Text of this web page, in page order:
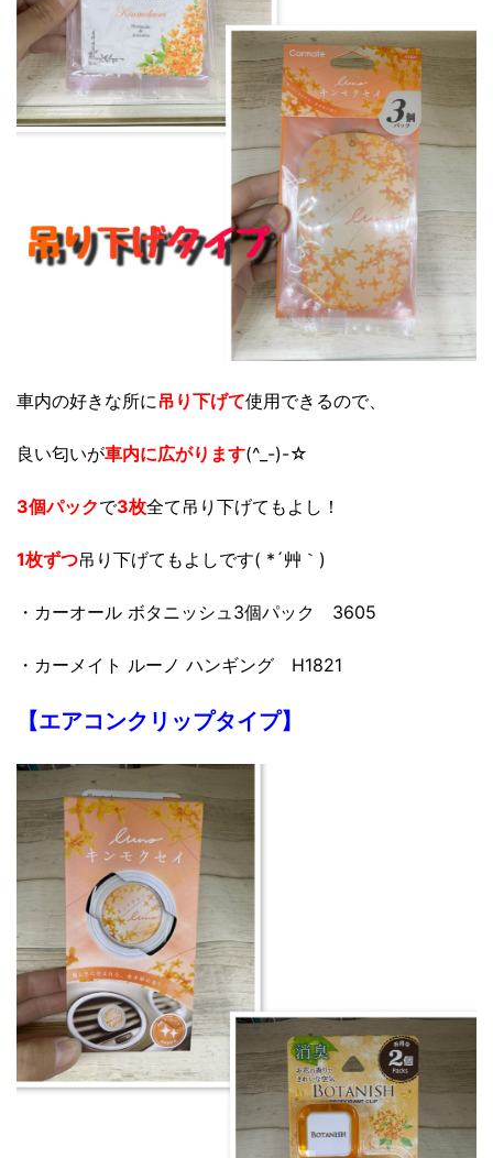
車内の好きな所に 吊り下げて使用できるので、
良い匂いが車内に広がります(^_-)-☆
3個パックで3枚全て吊り下げてもよし！
1枚ずつ吊り下げてもよしです( *´艸｀)
・カーオール ボタニッシュ3個パック 3605
・カーメイト ルーノ ハンギング H1821
【エアコンクリップタイプ】